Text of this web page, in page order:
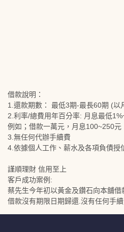
借款說明：
1.還款期數： 最低3期-最長60期 (以
2.利率/總費用年百分率: 月息最低
例如；借款一萬元，月息100~250元
3.無任何代辦手續費
4.依據個人工作、薪水及各項負債授
謹順理財 信用至上
客戶成功案例:
蔡先生今年初以黃金及鑽石向本舖
借款沒有期限日期歸還.沒有任何手